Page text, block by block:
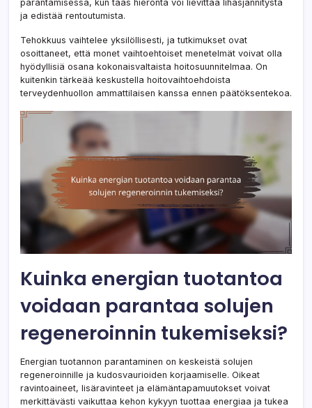
parantamisessa, kun taas hieronta voi lievittää lihasjännitystä
ja edistää rentoutumista.
Tehokkuus vaihtelee yksilöllisesti, ja tutkimukset ovat
osoittaneet, että monet vaihtoehtoiset menetelmät voivat olla
hyödyllisiä osana kokonaisvaltaista hoitosuunnitelmaa. On
kuitenkin tärkeää keskustella hoitovaihtoehdoista
terveydenhuollon ammattilaisen kanssa ennen päätöksentekoa.
Kuinka energian tuotantoa
voidaan parantaa solujen
regeneroinnin tukemiseksi?
Energian tuotannon parantaminen on keskeistä solujen
regeneroinnille ja kudosvaurioiden korjaamiselle. Oikeat
ravintoaineet, lisäravinteet ja elämäntapamuutokset voivat
merkittävästi vaikuttaa kehon kykyyn tuottaa energiaa ja tukea